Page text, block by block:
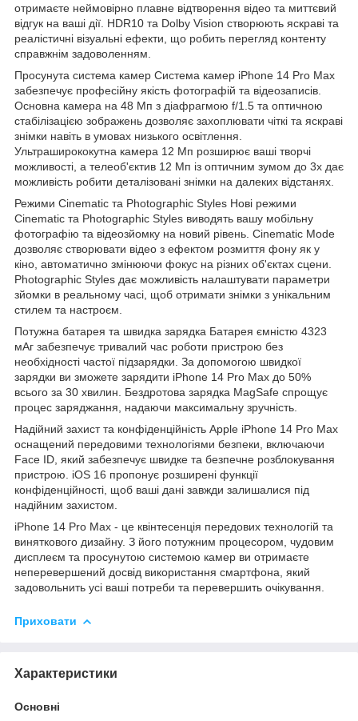
отримаєте неймовірно плавне відтворення відео та миттєвий
відгук на ваші дії. HDR10 та Dolby Vision створюють яскраві та
реалістичні візуальні ефекти, що робить перегляд контенту
справжнім задоволенням.
Просунута система камер Система камер iPhone 14 Pro Max
забезпечує професійну якість фотографій та відеозаписів.
Основна камера на 48 Мп з діафрагмою f/1.5 та оптичною
стабілізацією зображень дозволяє захоплювати чіткі та яскраві
знімки навіть в умовах низького освітлення.
Ультраширококутна камера 12 Мп розширює ваші творчі
можливості, а телеоб'єктив 12 Мп із оптичним зумом до 3x дає
можливість робити деталізовані знімки на далеких відстанях.
Режими Cinematic та Photographic Styles Нові режими
Cinematic та Photographic Styles виводять вашу мобільну
фотографію та відеозйомку на новий рівень. Cinematic Mode
дозволяє створювати відео з ефектом розмиття фону як у
кіно, автоматично змінюючи фокус на різних об'єктах сцени.
Photographic Styles дає можливість налаштувати параметри
зйомки в реальному часі, щоб отримати знімки з унікальним
стилем та настроєм.
Потужна батарея та швидка зарядка Батарея ємністю 4323
мАг забезпечує тривалий час роботи пристрою без
необхідності частої підзарядки. За допомогою швидкої
зарядки ви зможете зарядити iPhone 14 Pro Max до 50%
всього за 30 хвилин. Бездротова зарядка MagSafe спрощує
процес заряджання, надаючи максимальну зручність.
Надійний захист та конфіденційність Apple iPhone 14 Pro Max
оснащений передовими технологіями безпеки, включаючи
Face ID, який забезпечує швидке та безпечне розблокування
пристрою. iOS 16 пропонує розширені функції
конфіденційності, щоб ваші дані завжди залишалися під
надійним захистом.
iPhone 14 Pro Max - це квінтесенція передових технологій та
виняткового дизайну. З його потужним процесором, чудовим
дисплеєм та просунутою системою камер ви отримаєте
неперевершений досвід використання смартфона, який
задовольнить усі ваші потреби та перевершить очікування.
Приховати
Характеристики
Основні